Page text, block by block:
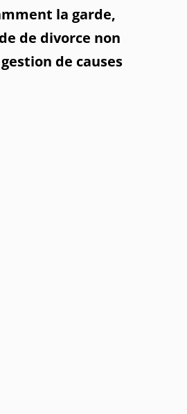
la garde,
de divorce non
de causes